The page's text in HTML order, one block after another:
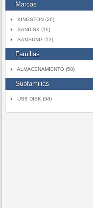
Marcas
KINGSTON (26)
SANDISK (19)
SAMSUNG (13)
Familias
ALMACENAMIENTO (58)
Subfamilias
USB DISK (58)